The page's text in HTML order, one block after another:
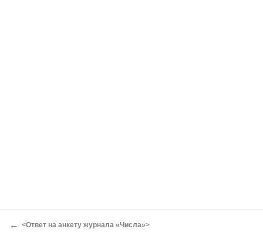
← <Ответ на анкету журнала «Числа»>